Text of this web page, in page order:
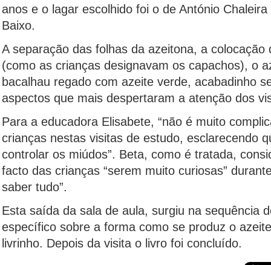
anos e o lagar escolhido foi o de António
Baixo.
A separação das folhas da azeitona, a colocação
(como as crianças designavam os capachos), o
bacalhau regado com azeite verde, acabadinho
aspectos que mais despertaram a atenção dos
Para a educadora Elisabete, “não é muito
crianças nestas visitas de estudo, esclarecendo
controlar os miúdos”. Beta, como é tratada,
facto das crianças “serem muito curiosas”
saber tudo”.
Esta saída da sala de aula, surgiu na sequência
específico sobre a forma como se produz o
livrinho. Depois da visita o livro foi concluído.